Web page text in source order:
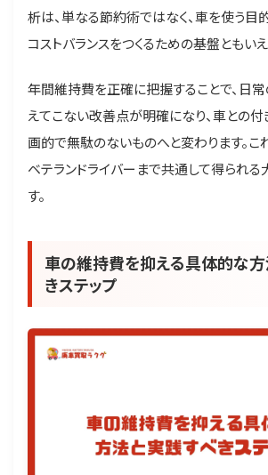
析は、単なる節約術ではなく、車を使う目
コストバランスをつくるための基盤ともいえ
年間維持費を正確に把握することで、日
えてこない改善点が明確になり、車との
画的で無駄のないものへと変わります。こ
ベテランドライバーまで共通して得られる
す。
車の維持費を抑える具体的な
きステップ